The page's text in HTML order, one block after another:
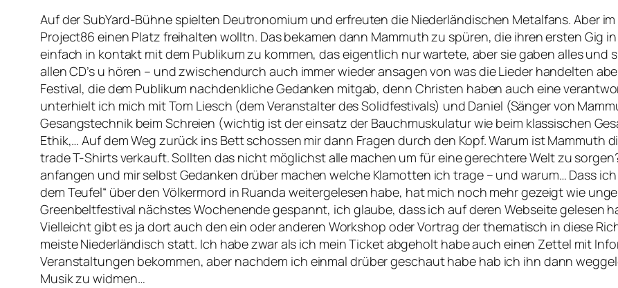
Auf der SubYard-Bühne spielten Deutronomium und erfreuten die Niederländischen Metalfans. Aber
Project86 einen Platz freihalten wolltn. Das bekamen dann Mammuth zu spüren, die ihren ersten Gig
einfach in kontakt mit dem Publikum zu kommen, das eigentlich nur wartete, aber sie gaben alles und
allen CD’s u hören – und zwischendurch auch immer wieder ansagen von was die Lieder handelten
Festival, die dem Publikum nachdenkliche Gedanken mitgab, denn Christen haben auch eine
unterhielt ich mich mit Tom Liesch (dem Veranstalter des Solidfestivals) und Daniel (Sänger von
Gesangstechnik beim Schreien (wichtig ist der einsatz der Bauchmuskulatur wie beim klassischen
Ethik,… Auf dem Weg zurück ins Bett schossen mir dann Fragen durch den Kopf. Warum ist Mammuth
trade T-Shirts verkauft. Sollten das nicht möglichst alle machen um für eine gerechtere Welt zu
anfangen und mir selbst Gedanken drüber machen welche Klamotten ich trage – und warum… Dass
dem Teufel“ über den Völkermord in Ruanda weitergelesen habe, hat mich noch mehr gezeigt wie
Greenbeltfestival nächstes Wochenende gespannt, ich glaube, dass ich auf deren Webseite gelesen
Vielleicht gibt es ja dort auch den ein oder anderen Workshop oder Vortrag der thematisch in diese
meiste Niederländisch statt. Ich habe zwar als ich mein Ticket abgeholt habe auch einen Zettel mit
Veranstaltungen bekommen, aber nachdem ich einmal drüber geschaut habe hab ich ihn dann
Musik zu widmen…